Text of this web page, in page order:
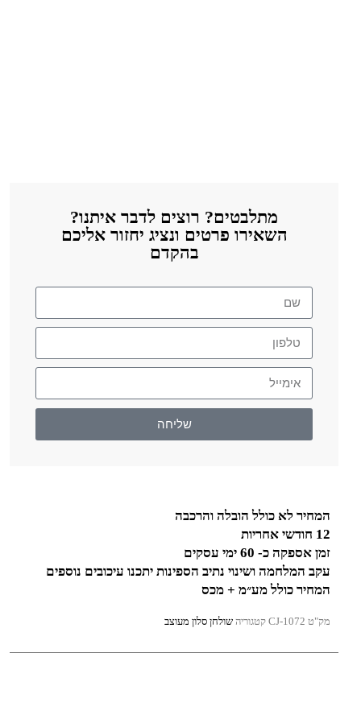
מתלבטים? רוצים לדבר איתנו?
השאירו פרטים ונציג יחזור אליכם
בהקדם
שליחה
המחיר לא כולל הובלה והרכבה
12 חודשי אחריות
זמן אספקה כ- 60 ימי עסקים
עקב המלחמה ושינוי נתיב הספינות יתכנו עיכובים נוספים
המחיר כולל מע״מ + מכס
מק"טCJ-1072 קטגוריה שולחן סלון מעוצב